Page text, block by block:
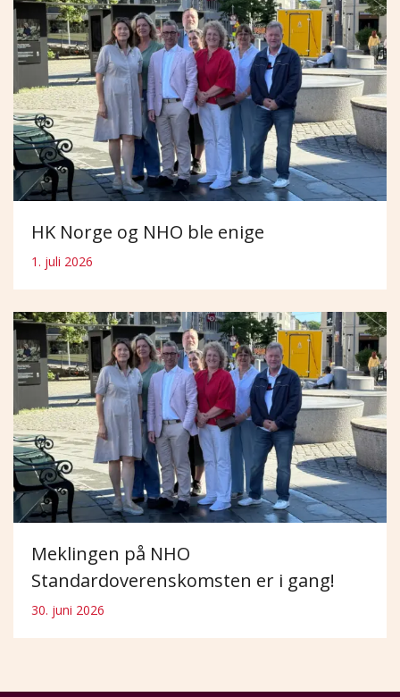
HK Norge og NHO ble enige
1. juli 2026
Meklingen på NHO
Standardoverenskomsten er i gang!
30. juni 2026